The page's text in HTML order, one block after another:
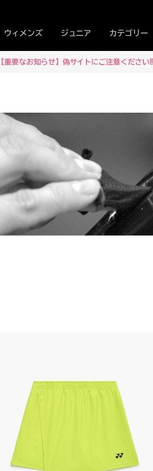
ウィメンズ ジュニア カテゴリー
【重要なお知らせ】偽サイトにご注意ください‼